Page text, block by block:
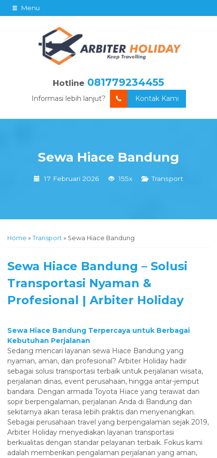
Menu
Hotline 081779234455
Informasi lebih lanjut? Kontak Kami
Sewa Hiace Bandung
17 Februari 2026 155x Transport
Home » Transport » Sewa Hiace Bandung
‎Sewa Hiace Bandung – Solusi
Transportasi Nyaman &
Profesional | Arbiter Holiday
Sewa Hiace Bandung Terpercaya untuk Berbagai
Kebutuhan Perjalanan
‎Sedang mencari layanan sewa Hiace Bandung yang
nyaman, aman, dan profesional? Arbiter Holiday hadir
sebagai solusi transportasi terbaik untuk perjalanan wisata,
perjalanan dinas, event perusahaan, hingga antar-jemput
bandara. Dengan armada Toyota Hiace yang terawat dan
sopir berpengalaman, perjalanan Anda di Bandung dan
sekitarnya akan terasa lebih praktis dan menyenangkan.
‎Sebagai perusahaan travel yang berpengalaman sejak 2019,
Arbiter Holiday menyediakan layanan transportasi
berkualitas dengan standar pelayanan terbaik. Fokus kami
adalah memberikan pengalaman perjalanan yang aman,